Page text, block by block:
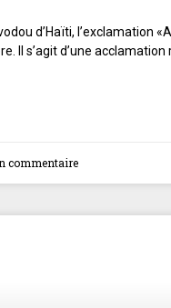
d’Haïti, l’exclamation
Il s’agit d’une
commentaire